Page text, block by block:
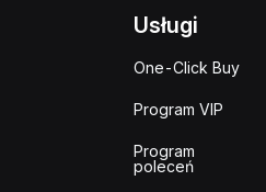
Usługi
One-Click Buy
Program VIP
Program
poleceń